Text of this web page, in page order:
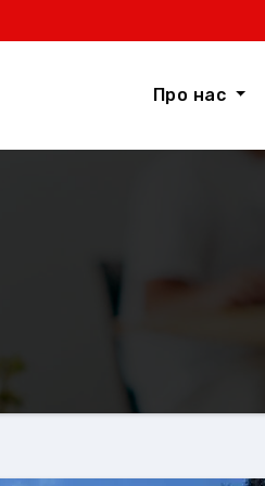
Про нас